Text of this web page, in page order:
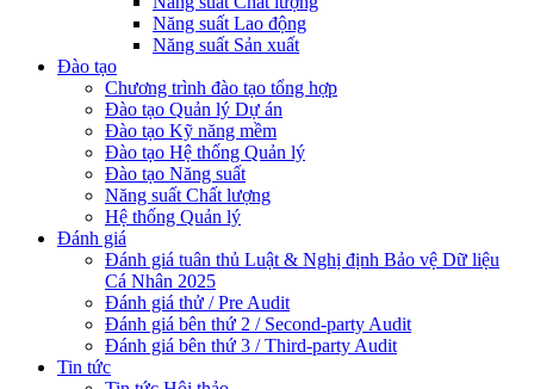
Năng suất Lao động
Năng suất Sản xuất
Đào tạo
Chương trình đào tạo tổng hợp
Đào tạo Quản lý Dự án
Đào tạo Kỹ năng mềm
Đào tạo Hệ thống Quản lý
Đào tạo Năng suất
Năng suất Chất lượng
Hệ thống Quản lý
Đánh giá
Đánh giá tuân thủ Luật & Nghị định Bảo vệ Dữ liệu
Cá Nhân 2025
Đánh giá thử / Pre Audit
Đánh giá bên thứ 2 / Second-party Audit
Đánh giá bên thứ 3 / Third-party Audit
Tin tức